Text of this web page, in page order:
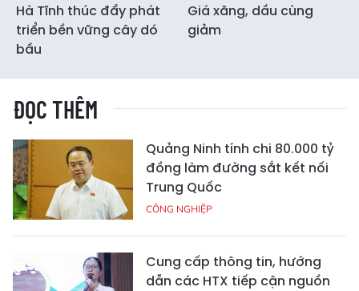
Hà Tĩnh thúc đẩy phát
triển bền vững cây dó
bầu
Giá xăng, dầu cùng
giảm
ĐỌC THÊM
Quảng Ninh tính chi 80.000 tỷ
đồng làm đường sắt kết nối
Trung Quốc
CÔNG NGHIỆP
Cung cấp thông tin, hướng
dẫn các HTX tiếp cận nguồn